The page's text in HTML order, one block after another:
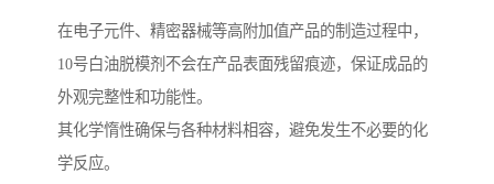
在电子元件、精密器械等高附加值产品的制造过程中，
10号白油脱模剂不会在产品表面残留痕迹，保证成品的
外观完整性和功能性。
其化学惰性确保与各种材料相容，避免发生不必要的化
学反应。